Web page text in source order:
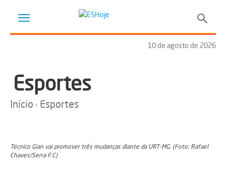
10 de agosto de 2026
Esportes
Início Esportes
Técnico Gian vai promover três mudanças diante da URT-MG. (Foto: Rafael
Chaves/Serra F.C)